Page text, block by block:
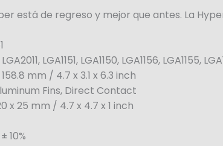
está de regreso y mejor que antes. La
LGA1151, LGA1150, LGA1156, LGA1155,
mm / 4.7 x 3.1 x 6.3 inch
Fins, Direct Contact
x 25 mm / 4.7 x 4.7 x 1 inch
10%